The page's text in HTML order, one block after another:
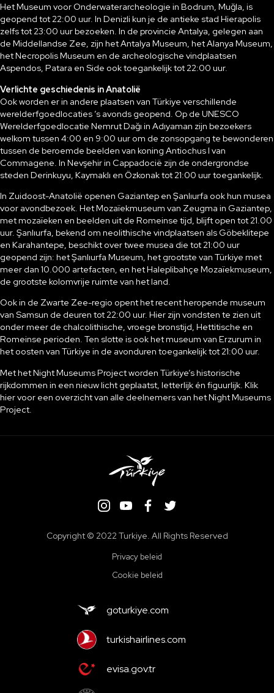
Het Museum voor Onderwaterarcheologie in Bodrum, Muğla, is
geopend tot 22:00 uur. In Denizli kun je de antieke stad Hierapolis
zelfs tot 23:00 uur bezoeken. In de provincie Antalya, gelegen aan
de Middellandse Zee, zijn het Antalya Museum, het Alanya Museum,
het Necropolis Museum en de archeologische vindplaatsen
Aspendos, Patara en Side ook toegankelijk tot 22:00 uur.
Verlichte geschiedenis in Anatolië
Ook worden er in andere plaatsen van Türkiye verschillende
werelderfgoedlocaties ’s avonds geopend. Op de UNESCO
Werelderfgoedlocatie Nemrut Dağı in Adıyaman zijn bezoekers
welkom tussen 4:00 en 9:00 uur om de zonsopgang te bewonderen
tussen de beroemde beelden van koning Antiochus I van
Commagene. In Nevşehir in Cappadocië zijn de ondergrondse
steden Derinkuyu, Kaymaklı en Özkonak tot 21:00 uur toegankelijk.
In Zuidoost-Anatolië openen Gaziantep en Şanlıurfa ook hun musea
voor avondbezoek. Het Mozaïekmuseum van Zeugma in Gaziantep,
met mozaïeken en beelden uit de Romeinse tijd, blijft open tot 21.00
uur. Şanlıurfa, bekend om neolithische vindplaatsen als Göbeklitepe
en Karahantepe, beschikt over twee musea die tot 21:00 uur
geopend zijn: het Şanlıurfa Museum, het grootste van Türkiye met
meer dan 10.000 artefacten, en het Haleplibahçe Mozaïekmuseum,
de grootste kolomvrije ruimte van het land.
Ook in de Zwarte Zee-regio opent het recent heropende museum
van Samsun de deuren tot 22:00 uur. Hier zijn vondsten te zien uit
onder meer de chalcolithische, vroege bronstijd, Hettitische en
Romeinse perioden. Ten slotte is ook het museum van Erzurum in
het oosten van Türkiye in de avonduren toegankelijk tot 21:00 uur.
Met het Night Museums Project worden Türkiye’s historische
rijkdommen in een nieuw licht geplaatst, letterlijk én figuurlijk. Klik
hier voor een overzicht van alle deelnemers van het Night Museums
Project.
Copyright ©️ 2022 Turkiye. All Rights Reserved
Privacy beleid
Cookie beleid
goturkiye.com
turkishairlines.com
evisa.gov.tr